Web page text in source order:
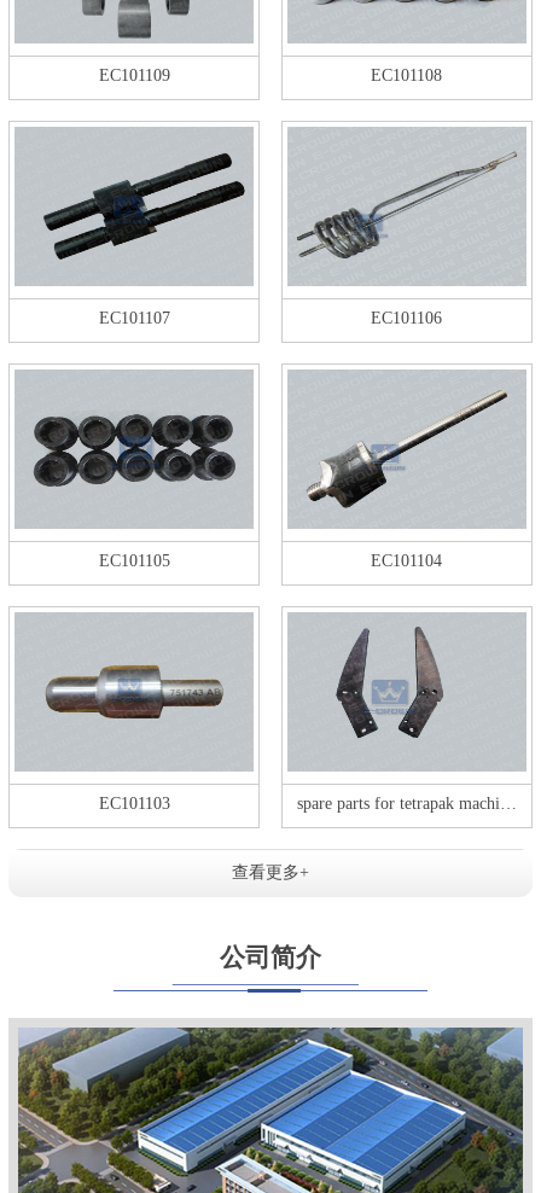
EC101109 EC101108
EC101107 EC101106
EC101105 EC101104
EC101103 spare parts for tetrapak machi…
查看更多+
公司简介